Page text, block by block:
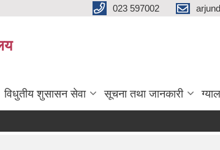
023 597002
विधुतीय शुसासन सेवा सूचना तथा जानकारी